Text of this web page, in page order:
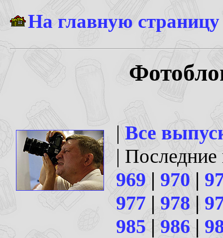
На главную
|Все
|
969| 970|
977 | 978 |
985 | 986|